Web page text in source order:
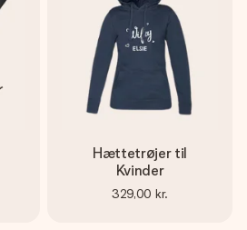
Hættetrøjer til
Kvinder
329,00 kr.